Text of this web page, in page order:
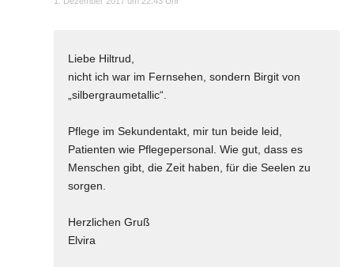
Liebe Hiltrud,
nicht ich war im Fernsehen, sondern Birgit von
„silbergraumetallic“.
Pflege im Sekundentakt, mir tun beide leid,
Patienten wie Pflegepersonal. Wie gut, dass es
Menschen gibt, die Zeit haben, für die Seelen zu
sorgen.
Herzlichen Gruß
Elvira